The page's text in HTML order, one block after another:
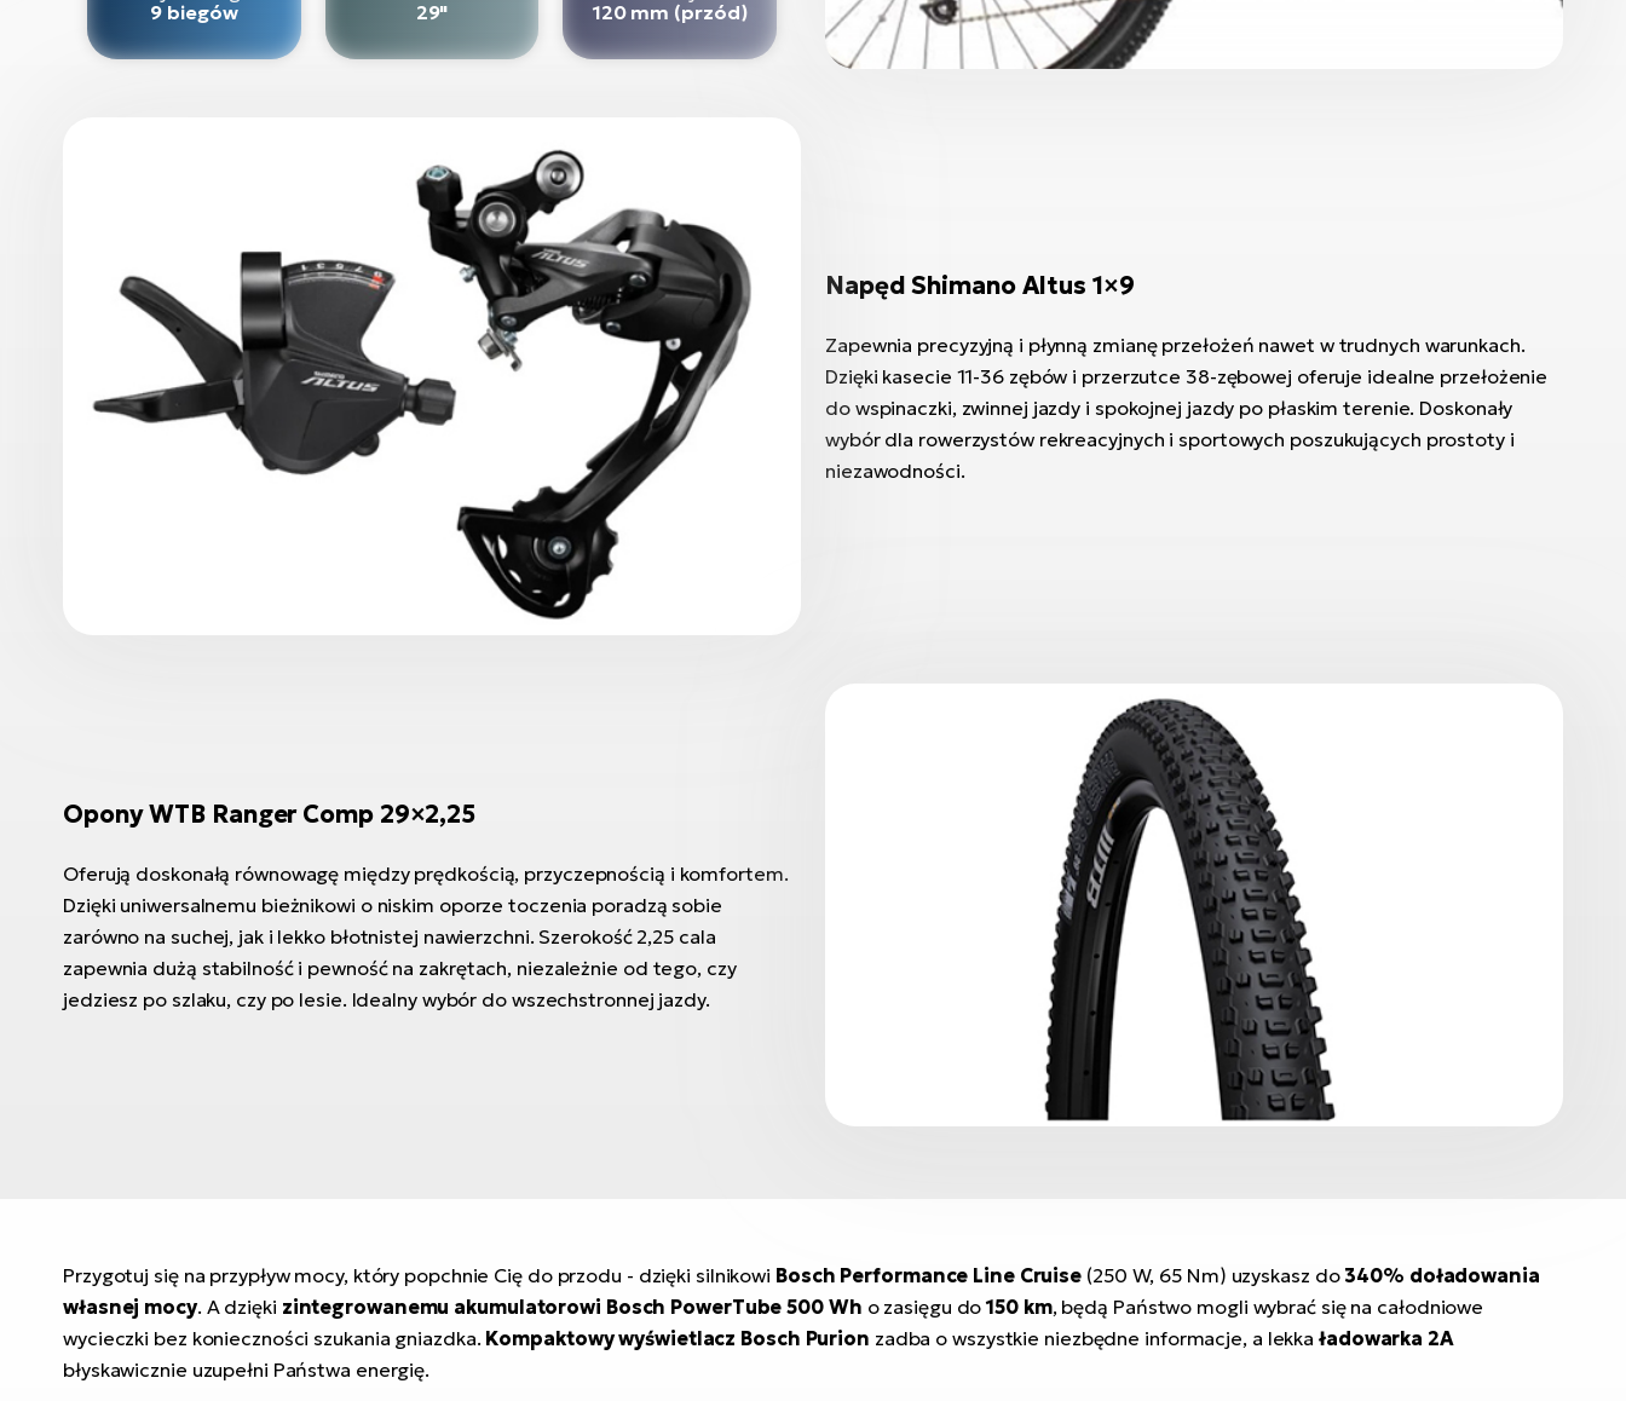
9 biegów
29"
120 mm (przód)
Napęd Shimano Altus 1×9
Zapewnia precyzyjną i płynną zmianę przełożeń nawet w trudnych warunkach.
Dzięki kasecie 11-36 zębów i przerzutce 38-zębowej oferuje idealne przełożenie
do wspinaczki, zwinnej jazdy i spokojnej jazdy po płaskim terenie. Doskonały
wybór dla rowerzystów rekreacyjnych i sportowych poszukujących prostoty i
niezawodności.
Opony WTB Ranger Comp 29×2,25
Oferują doskonałą równowagę między prędkością, przyczepnością i komfortem.
Dzięki uniwersalnemu bieżnikowi o niskim oporze toczenia poradzą sobie
zarówno na suchej, jak i lekko błotnistej nawierzchni. Szerokość 2,25 cala
zapewnia dużą stabilność i pewność na zakrętach, niezależnie od tego, czy
jedziesz po szlaku, czy po lesie. Idealny wybór do wszechstronnej jazdy.
Przygotuj się na przypływ mocy, który popchnie Cię do przodu - dzięki silnikowi Bosch Performance Line Cruise (250 W, 65 Nm) uzyskasz do 340% doładowania
własnej mocy. A dzięki zintegrowanemu akumulatorowi Bosch PowerTube 500 Wh o zasięgu do150 km, będą Państwo mogli wybrać się na całodniowe
wycieczki bez konieczności szukania gniazdka. Kompaktowy wyświetlacz Bosch Purion zadba o wszystkie niezbędne informacje, a lekkaładowarka 2A
błyskawicznie uzupełni Państwa energię.